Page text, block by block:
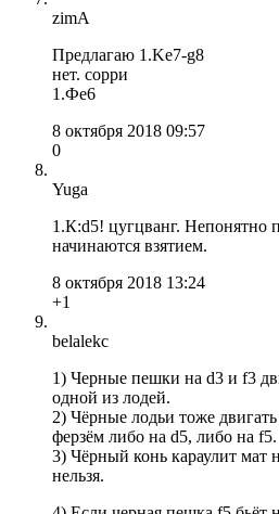
zimA
Предлагаю 1.Ke7-g8
нет. сорри
1.Фе6
8 октября 2018 09:57
0
Yuga
1.К:d5! цугцванг. Непонятно
начинаются взятием.
8 октября 2018 13:24
+1
belalekc
1) Черные пешки на d3 и f3
одной из лодей.
2) Чёрные лодьи тоже двигать
ферзём либо на d5, либо на f5.
3) Чёрный конь караулит мат
нельзя.